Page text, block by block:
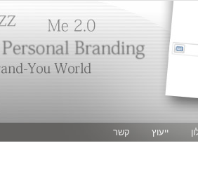
ייעוץ קשר